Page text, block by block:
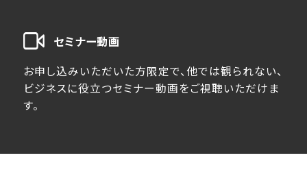
セミナー動画
お申し込みいただいた方限定で、他では観られない、
ビジネスに役立つセミナー動画をご視聴いただけま
す。